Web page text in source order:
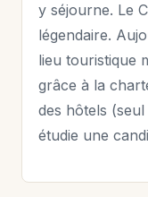
y séjourne. Le
légendaire.
lieu touristique
grâce à la
des hôtels
étudie une